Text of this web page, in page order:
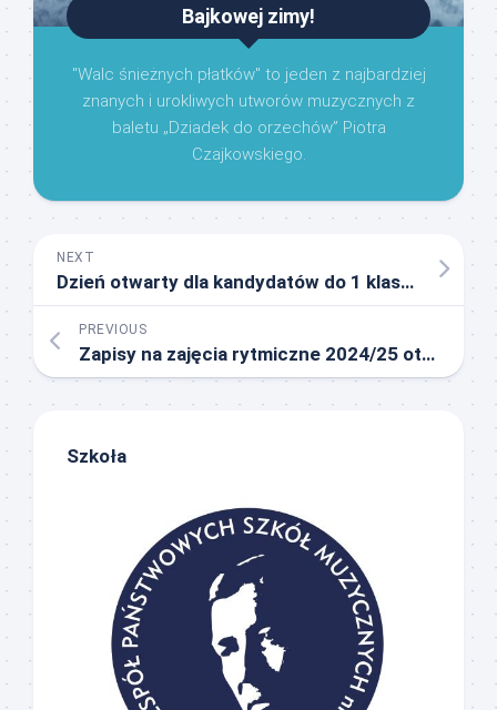
Bajkowej zimy!
"Walc śnieżnych płatków" to jeden z najbardziej
znanych i urokliwych utworów muzycznych z
baletu „Dziadek do orzechów” Piotra
Czajkowskiego.
NEXT
Dzień otwarty dla kandydatów do 1 klasy OSM I st. w ZPSM nr 4
PREVIOUS
Zapisy na zajęcia rytmiczne 2024/25 otwarte
Szkoła